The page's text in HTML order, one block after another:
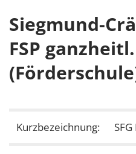
Siegmund-
FSP
Kurzbezeichnung: